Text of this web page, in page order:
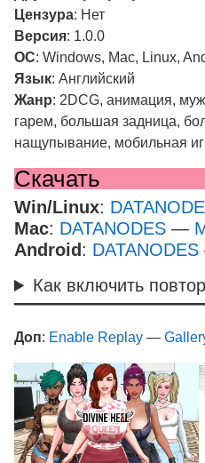
Цензура: Нет
Версия: 1.0.0
ОС: Windows, Mac, Linux,
Язык: Английский
Жанр: 2DCG, анимация,
гарем, большая задница,
нащупывание, мобильная
Скачать
Win/Linux:
Mac: DATANODES —
Android : DATANODES
Как включить
Доп: Enable Replay —